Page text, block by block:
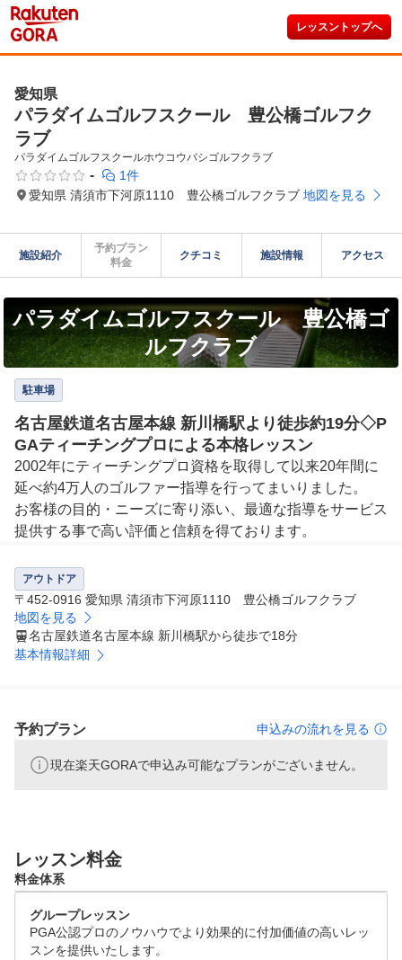
レッスントップへ
愛知県
パラダイムゴルフスクール 豊公橋ゴルフク
ラブ
パラダイムゴルフスクールホウコウバシゴルフクラブ
-
1件
愛知県 清須市下河原1110 豊公橋ゴルフクラブ 地図を見る
施設紹介
予約プラン
料金
クチコミ 施設情報 アクセス
パラダイムゴルフスクール 豊公橋ゴ
ルフクラブ
駐車場
名古屋鉄道名古屋本線 新川橋駅より徒歩約19分◇P
GAティーチングプロによる本格レッスン
2002年にティーチングプロ資格を取得して以来20年間に
延べ約4万人のゴルファー指導を行ってまいりました。
お客様の目的・ニーズに寄り添い、最適な指導をサービス
提供する事で高い評価と信頼を得ております。
アウトドア
〒452-0916 愛知県 清須市下河原1110 豊公橋ゴルフクラブ
地図を見る
名古屋鉄道名古屋本線 新川橋駅から徒歩で18分
基本情報詳細
予約プラン 申込みの流れを見る
現在楽天GORAで申込み可能なプランがございません。
レッスン料金
料金体系
グループレッスン
PGA公認プロのノウハウでより効果的に付加価値の高いレッ
スンを提供いたします。